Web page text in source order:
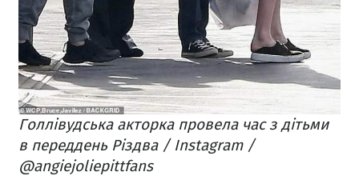
Голлівудська акторка провела час з дітьми
в переддень Різдва / Instagram /
@angiejoliepittfans